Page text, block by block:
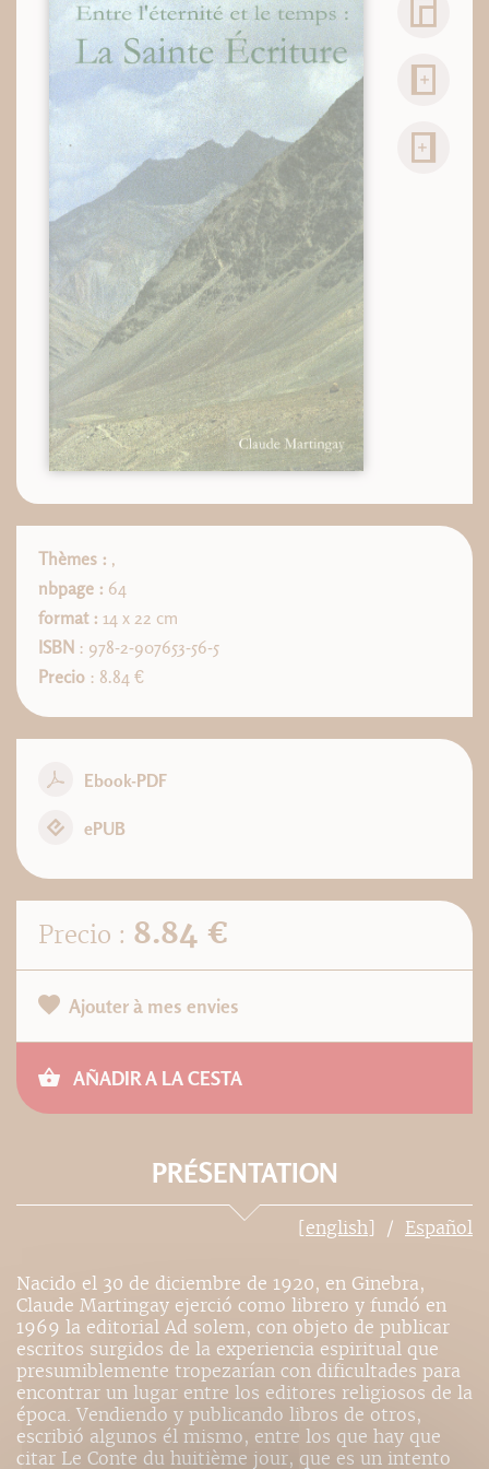
Thèmes : ,
nbpage : 64
format : 14 x 22 cm
ISBN : 978-2-907653-56-5
Precio : 8.84 €
Ebook-PDF
ePUB
Precio : 8.84 €
Ajouter à mes envies
AÑADIR A LA CESTA
PRÉSENTATION
[english] Español
Nacido el 30 de diciembre de 1920, en Ginebra,
Claude Martingay ejerció como librero y fundó en
1969 la editorial Ad solem, con objeto de publicar
escritos surgidos de la experiencia espiritual que
presumiblemente tropezarían con dificultades para
encontrar un lugar entre los editores religiosos de la
época. Vendiendo y publicando libros de otros,
escribió algunos él mismo, entre los que hay que
citar Le Conte du huitième jour, que es un intento